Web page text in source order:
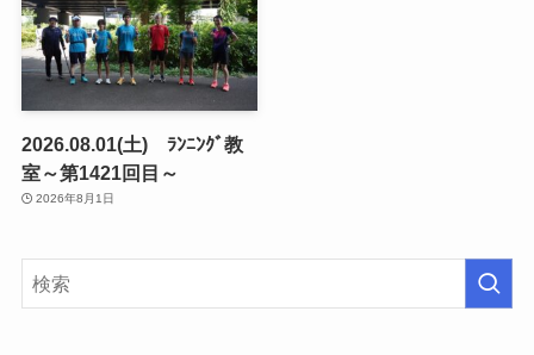
2026.08.01(土) ﾗﾝﾆﾝｸﾞ教
室～第1421回目～
2026年8月1日